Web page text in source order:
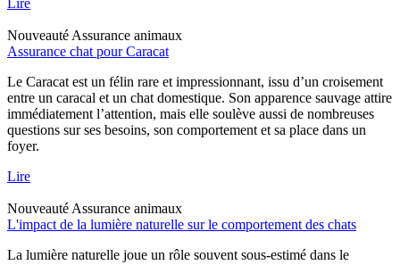
Lire
Nouveauté Assurance animaux
Assurance chat pour Caracat
Le Caracat est un félin rare et impressionnant, issu d’un croisement
entre un caracal et un chat domestique. Son apparence sauvage attire
immédiatement l’attention, mais elle soulève aussi de nombreuses
questions sur ses besoins, son comportement et sa place dans un
foyer.
Lire
Nouveauté Assurance animaux
L'impact de la lumière naturelle sur le comportement des chats
La lumière naturelle joue un rôle souvent sous-estimé dans le